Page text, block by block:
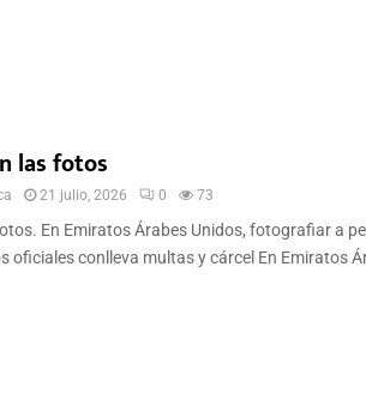
las fotos
21 julio, 2026 0 73
En Emiratos Árabes Unidos, fotografiar a
oficiales conlleva multas y cárcel En Emiratos